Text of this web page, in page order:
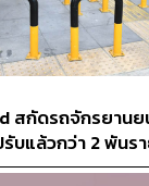
าะลึก New Normal
40 คน ซื้อบัตรงาน
ที่
https://
สกัดรถจักรยานย
บแล้วกว่า 2 พันร